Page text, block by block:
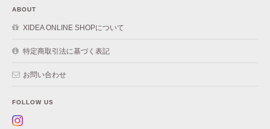
ABOUT
XIDEA ONLINE SHOPについて
特定商取引法に基づく表記
お問い合わせ
FOLLOW US